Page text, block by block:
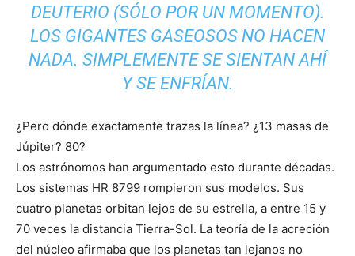
DEUTERIO (SÓLO POR UN MOMENTO).
LOS GIGANTES GASEOSOS NO HACEN
NADA. SIMPLEMENTE SE SIENTAN AHÍ
Y SE ENFRÍAN.
¿Pero dónde exactamente trazas la línea? ¿13 masas de
Júpiter? 80?
Los astrónomos han argumentado esto durante décadas.
Los sistemas HR 8799 rompieron sus modelos. Sus
cuatro planetas orbitan lejos de su estrella, a entre 15 y
70 veces la distancia Tierra-Sol. La teoría de la acreción
del núcleo afirmaba que los planetas tan lejanos no